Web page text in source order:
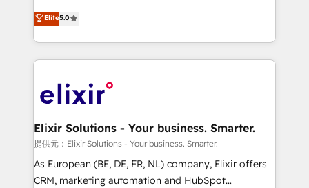
revenue automation 🏢 Real Estate: deal pipelines;
portfolio and lifecycle management 🏭
HIPAA-aware; CASL-compliant; GDPR-ready
implementations where required 💡 Why 500+
built to scale.
consultancy. Our focus is on enterprise and mid-
market B2B companies globally that want a strategic
approach to execute their goals through creative
applications of our solutions; Technical HubSpot
Design, Migrations + Integrations. Mole Street’s
greatness, which is achieved through creating
absolute clarity, derived from a well-defined
strategy, executed well, and reported on with clear
results. The culture is driven by core values; Joy, Grit,
Elite5.0
Elixir Solutions - Your business. Smarter.
提供元：Elixir Solutions - Your business. Smarter.
As European (BE, DE, FR, NL) company, Elixir offers
CRM, marketing automation and HubSpot